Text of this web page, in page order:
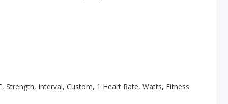
Strength, Interval, Custom, 1 Heart Rate, Watts, Fitness